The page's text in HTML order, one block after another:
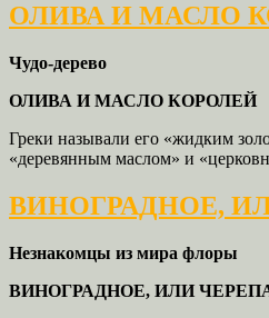
ОЛИВА И МАСЛО
Чудо-дерево
ОЛИВА И МАСЛО КОРОЛЕЙ
Греки называли его «жидким
«деревянным маслом» и
ВИНОГРАДНОЕ,
Незнакомцы из мира флоры
ВИНОГРАДНОЕ, ИЛИ